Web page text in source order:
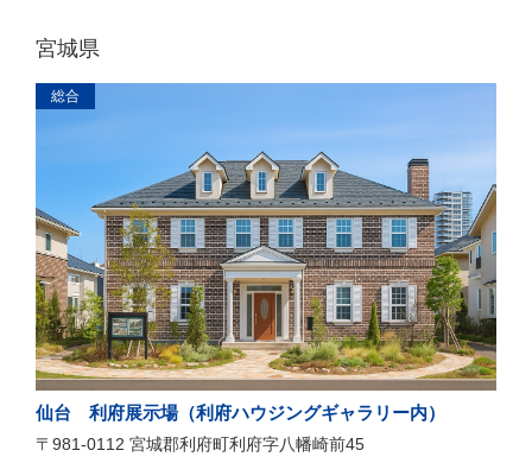
宮城県
総合
仙台 利府展示場（利府ハウジングギャラリー内）
〒981-0112 宮城郡利府町利府字八幡崎前45